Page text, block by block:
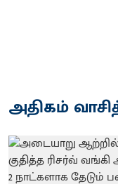
அதிகம்